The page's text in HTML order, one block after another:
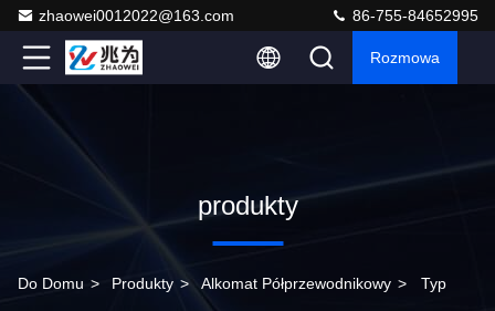
zhaowei0012022@163.com 86-755-84652995
Rozmowa
produkty
Do Domu > Produkty > Alkomat Półprzewodnikowy > Typ